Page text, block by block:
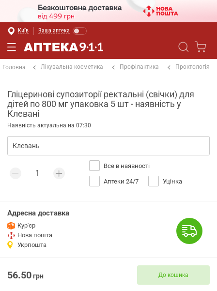
Київ Ваша аптека
Головна Лікувальна косметика Профілактика Проктологія
Гліцеринові супозиторії ректальні (свічки) для
дітей по 800 мг упаковка 5 шт - наявність у
Клевані
Наявність актуальна на 07:30
Все в наявності
Аптеки 24/7 Уцінка
Адресна доставка
Кур'єр
Нова пошта
Укрпошта
56.50грн До кошика